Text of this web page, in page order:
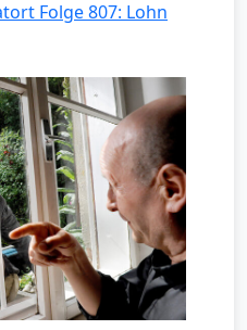
Folge 807: Lohn